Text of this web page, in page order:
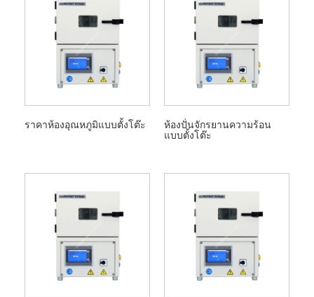
ราคาห้องอุณหภูมิแบบตั้งโต๊ะ
ห้องปั่นจักรยานความร้อน
แบบตั้งโต๊ะ